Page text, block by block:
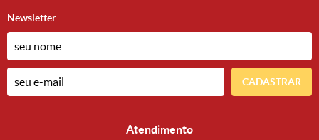
Newsletter
CADASTRAR
Atendimento